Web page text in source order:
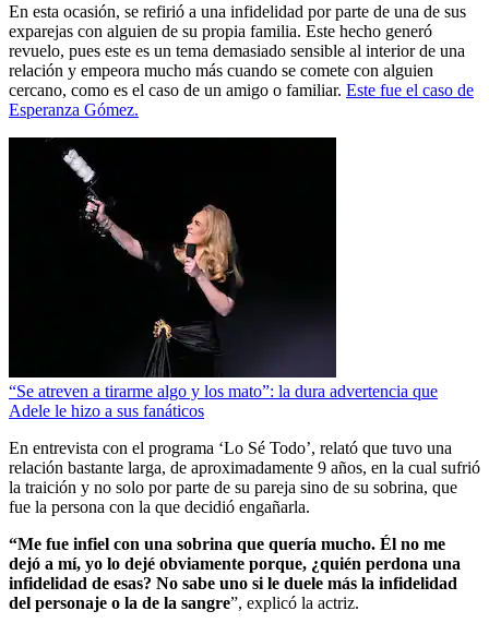
En esta ocasión, se refirió a una infidelidad por parte de una de sus
exparejas con alguien de su propia familia. Este hecho generó
revuelo, pues este es un tema demasiado sensible al interior de una
relación y empeora mucho más cuando se comete con alguien
cercano, como es el caso de un amigo o familiar. Este fue el caso de
Esperanza Gómez.
“Se atreven a tirarme algo y los mato”: la dura advertencia que
Adele le hizo a sus fanáticos
En entrevista con el programa ‘Lo Sé Todo’, relató que tuvo una
relación bastante larga, de aproximadamente 9 años, en la cual sufrió
la traición y no solo por parte de su pareja sino de su sobrina, que
fue la persona con la que decidió engañarla.
“Me fue infiel con una sobrina que quería mucho. Él no me
dejó a mí, yo lo dejé obviamente porque, ¿quién perdona una
infidelidad de esas? No sabe uno si le duele más la infidelidad
del personaje o la de la sangre”, explicó la actriz.